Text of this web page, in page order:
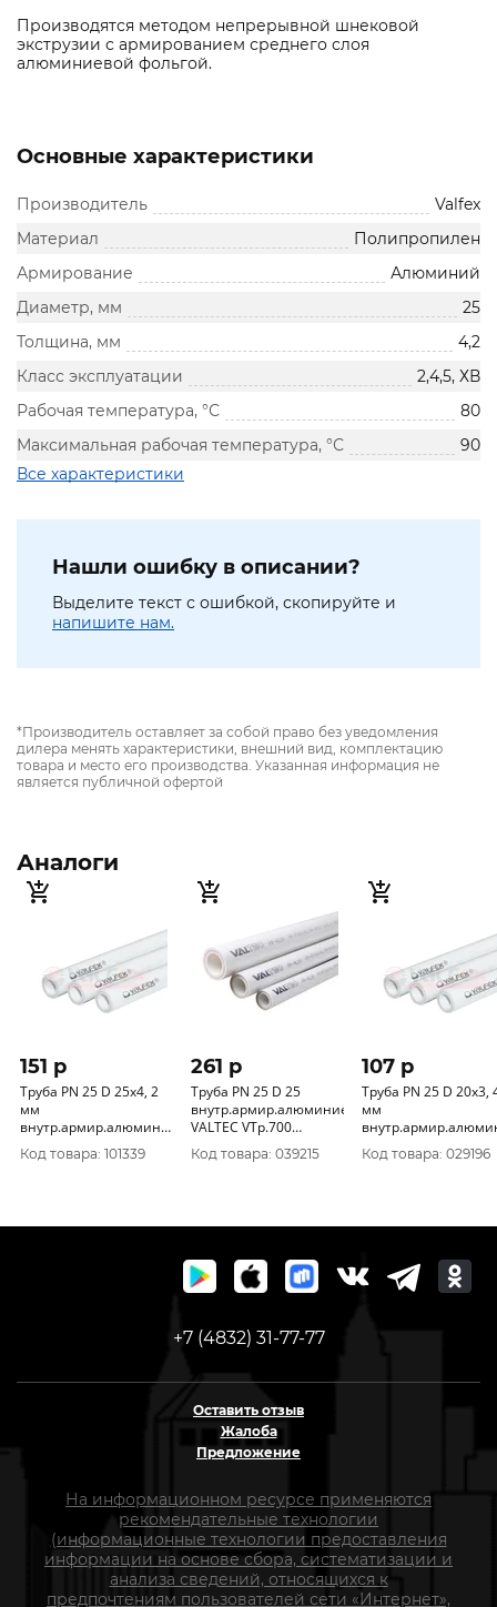
Производятся методом непрерывной шнековой
экструзии с армированием среднего слоя
алюминиевой фольгой.
Основные характеристики
Производитель
Valfex
Материал
Полипропилен
Армирование
Алюминий
Диаметр, мм
25
Толщина, мм
4,2
Класс эксплуатации
2,4,5, ХВ
Рабочая температура, °С
80
Максимальная рабочая температура, °С
90
Все характеристики
Нашли ошибку в описании?
Выделите текст с ошибкой, скопируйте и
напишите нам.
*Производитель оставляет за собой право без уведомления
дилера менять характеристики, внешний вид, комплектацию
товара и место его производства. Указанная информация не
является публичной офертой
Аналоги
151 p
Труба PN 25 D 25х4, 2
мм
внутр.армир.алюминием
Valfex уп.50/2м.
Код товара: 101339
261 p
Труба PN 25 D 25
внутр.армир.алюминием
VALTEC VTр.700
уп.80/4м.
Код товара: 039215
107 p
Труба PN 25 D 20х3,
мм
Valfex уп.140/4м.
Код товара: 029196
+7 (4832) 31-77-77
Оставить отзыв
Жалоба
Предложение
На информационном ресурсе применяются
рекомендательные технологии
(информационные технологии предоставления
информации на основе сбора, систематизации и
анализа сведений, относящихся к
предпочтениям пользователей сети «Интернет»,